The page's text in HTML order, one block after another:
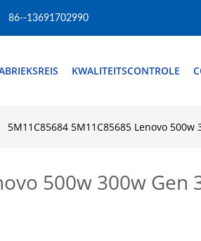
86--13691702990
KWALITEITSCONTROLE
5M11C85684 5M11C85685 Lenovo
500w 300w Gen